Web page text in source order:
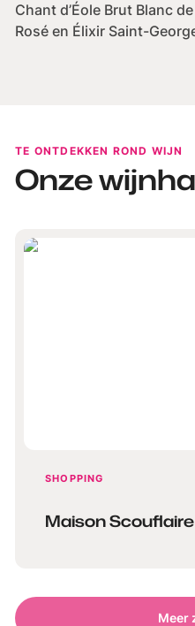
Chant d’Éole Brut Blanc
Rosé en Élixir Saint-
TE ONTDEKKEN ROND WIJN
Onze
Meer
SHOPPING
Maison Scouflaire